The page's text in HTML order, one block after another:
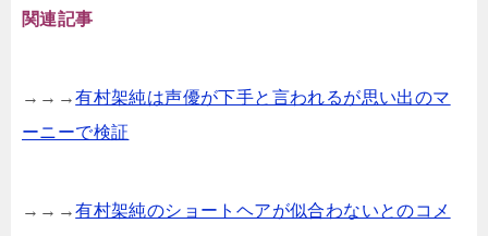
関連記事
→→→有村架純は声優が下手と言われるが思い出のマ
ーニーで検証
→→→有村架純のショートヘアが似合わないとのコメ